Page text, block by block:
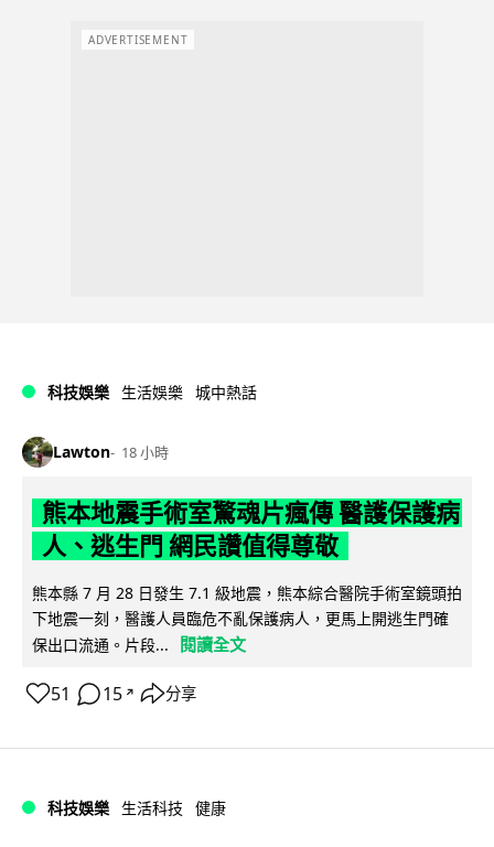
ADVERTISEMENT
科技娛樂 生活娛樂 城中熱話
Lawton 18 小時
熊本地震手術室驚魂片瘋傳 醫護保護病
人、逃生門 網民讚值得尊敬
熊本縣 7 月 28 日發生 7.1 級地震，熊本綜合醫院手術室鏡頭拍
下地震一刻，醫護人員臨危不亂保護病人，更馬上開逃生門確
保出口流通。片段...
閱讀全文
51 15 ↗ 分享
科技娛樂 生活科技 健康